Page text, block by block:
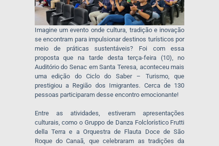
Imagine um evento onde cultura, tradição e inovação
se encontram para impulsionar destinos turísticos por
meio de práticas sustentáveis? Foi com essa
proposta que na tarde desta terça-feira (10), no
Auditório do Senac em Santa Teresa, aconteceu mais
uma edição do Ciclo do Saber – Turismo, que
prestigiou a Região dos Imigrantes. Cerca de 130
pessoas participaram desse encontro emocionante!
Entre as atividades, estiveram apresentações
culturais, como o Gruppo de Danza Folclorístico Frutti
della Terra e a Orquestra de Flauta Doce de São
Roque do Canaã, que celebraram as tradições da